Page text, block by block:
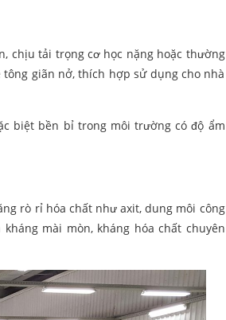
chịu tải trọng cơ học nặng hoặc thường
giãn nở, thích hợp sử dụng cho nhà
biệt bền bỉ trong môi trường có độ ẩm
rò rỉ hóa chất như axit, dung môi công
mài mòn, kháng hóa chất chuyên